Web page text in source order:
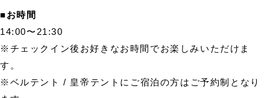
■お時間
14:00〜21:30
※チェックイン後お好きなお時間でお楽しみいただけま
す。
※ベルテント / 皇帝テントにご宿泊の方はご予約制となり